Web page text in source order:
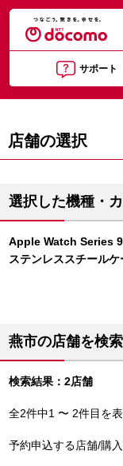
サポート
店舗の選択
選択した機種・
Apple Watch Series
ステンレススチール
燕市の店舗を検
検索結果：2店舗
全2件中1 〜 2件目を
予約申込する店舗/購